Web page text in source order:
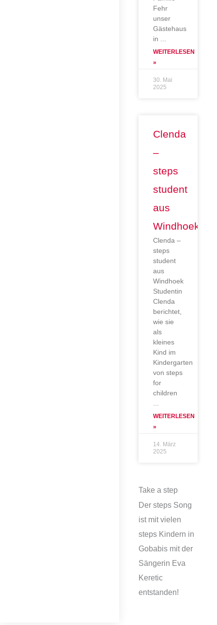
Fehr
unser
Gästehaus
in
WEITERLESEN
»
30. Mai
2025
Clenda
–
steps
student
aus
Windhoek
Clenda –
steps
student
aus
Windhoek
Studentin
Clenda
berichtet,
wie sie
als
kleines
Kind im
Kindergarten
von steps
for
children
WEITERLESEN
»
14. März
2025
Take a step
Der steps Song
ist mit vielen
steps Kindern in
Gobabis mit der
Sängerin Eva
Keretic
entstanden!